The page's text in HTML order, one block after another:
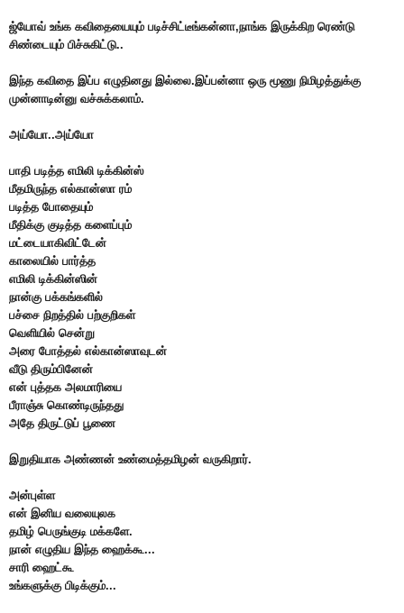
ஜ்யோவ் உங்க கவிதையையும் படிச்சிட்டீங்கன்னா,நாங்க இருக்கிற ரெண்டு
சிண்டையும் பிச்சுகிட்டு..
இந்த கவிதை இப்ப எழுதினது இல்லை.இப்பன்னா ஒரு மூணு நிமிழத்துக்கு
முன்னாடின்னு வச்சுக்கலாம்.
அய்யோ..அய்யோ
பாதி படித்த எமிலி டிக்கின்ஸ்
மீதமிருந்த எல்கான்ஸா ரம்
படித்த போதையும்
மீதிக்கு குடித்த களைப்பும்
மட்டையாகிவிட்டேன்
காலையில் பார்த்த
எமிலி டிக்கின்ஸின்
நான்கு பக்கங்களில்
பச்சை நிறத்தில் பற்குறிகள்
வெளியில் சென்று
அரை போத்தல் எல்கான்ஸாவுடன்
வீடு திரும்பினேன்
என் புத்தக அலமாரியை
பீராஞ்சு கொண்டிருந்தது
அதே திருட்டுப் பூணை
இறுதியாக அண்ணன் உண்மைத்தமிழன் வருகிறார்.
அன்புள்ள
என் இனிய வலையுலக
தமிழ் பெருங்குடி மக்களே.
நான் எழுதிய இந்த ஹைக்கூ...
சாரி ஹைட்கூ
உங்களுக்கு பிடிக்கும்...